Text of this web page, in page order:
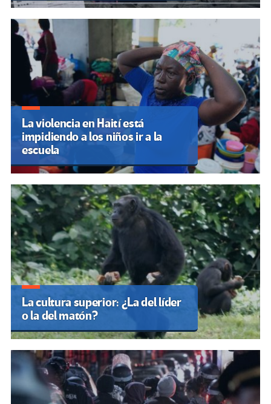
La violencia en Haití está
impidiendo a los niños ir a la
escuela
La cultura superior: ¿La del líder
o la del matón?